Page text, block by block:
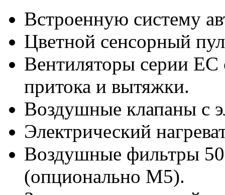
Встроенную систему
Цветной сенсорный
Вентиляторы серии
притока и вытяжки.
Воздушные клапаны с
Электрический
Воздушные фильтры
(опционально M5).